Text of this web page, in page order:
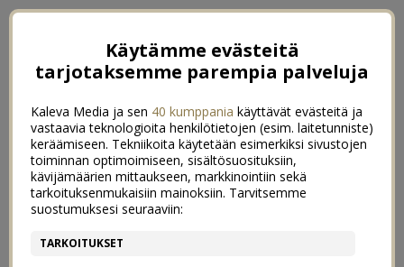
Käytämme evästeitä
tarjotaksemme parempia palveluja
Kaleva Media ja sen 40 kumppania käyttävät evästeitä ja
vastaavia teknologioita henkilötietojen (esim. laitetunniste)
keräämiseen. Tekniikoita käytetään esimerkiksi sivustojen
toiminnan optimoimiseen, sisältösuosituksiin,
kävijämäärien mittaukseen, markkinointiin sekä
tarkoituksenmukaisiin mainoksiin. Tarvitsemme
suostumuksesi seuraaviin:
TARKOITUKSET